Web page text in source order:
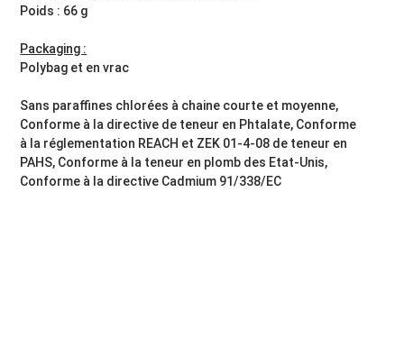
Poids : 66 g
Packaging :
Polybag et en vrac
Sans paraffines chlorées à chaine courte et moyenne,
Conforme à la directive de teneur en Phtalate, Conforme
à la réglementation REACH et ZEK 01-4-08 de teneur en
PAHS, Conforme à la teneur en plomb des Etat-Unis,
Conforme à la directive Cadmium 91/338/EC